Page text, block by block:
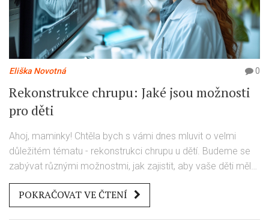
Eliška Novotná 0
Rekonstrukce chrupu: Jaké jsou možnosti
pro děti
Ahoj, maminky! Chtěla bych s vámi dnes mluvit o velmi
důležitém tématu - rekonstrukci chrupu u dětí. Budeme se
zabývat různými možnostmi, jak zajistit, aby vaše děti měly
zdravý a krásný úsměv. Porozumíme, co všechno obnáší
rekonstrukce chrupu, jaké jsou její výhody a jak se může lišit
POKRAČOVAT VE ČTENÍ